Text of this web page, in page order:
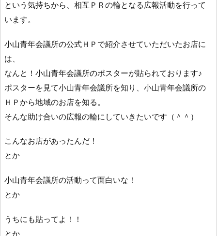
という気持ちから、相互ＰＲの輪となる広報活動を行って
います。
小山青年会議所の公式ＨＰで紹介させていただいたお店に
は、
なんと！小山青年会議所のポスターが貼られております♪
ポスターを見て小山青年会議所を知り、小山青年会議所の
ＨＰから地域のお店を知る。
そんな助け合いの広報の輪にしていきたいです（＾＾）
こんなお店があったんだ！
とか
小山青年会議所の活動って面白いな！
とか
うちにも貼ってよ！！
とか